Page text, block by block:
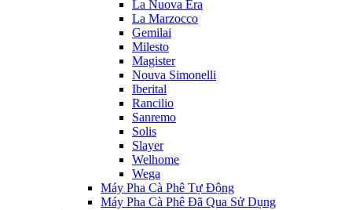
La Nuova Era
La Marzocco
Gemilai
Milesto
Magister
Nouva Simonelli
Iberital
Rancilio
Sanremo
Solis
Slayer
Welhome
Wega
Máy Pha Cà Phê Tự Động
Máy Pha Cà Phê Đã Qua Sử Dụng